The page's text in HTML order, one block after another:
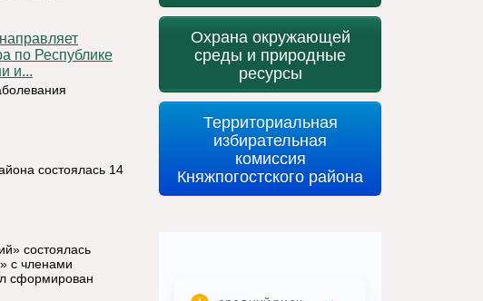
по Республике
и...
состоялась 14
состоялась
с членами
сформирован
Охрана окружающей
среды и природные
ресурсы
Территориальная
избирательная
комиссия
Княжпогостского района